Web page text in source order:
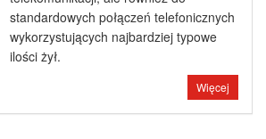
standardowych połączeń telefonicznych
wykorzystujących najbardziej typowe
ilości żył.
Więcej